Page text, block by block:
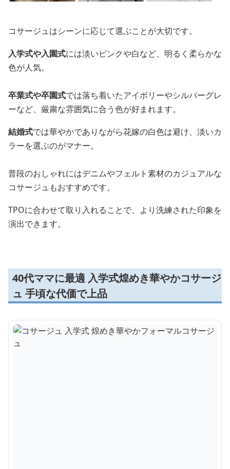
コサージュはシーンに応じて選ぶことが大切です。
入学式や入園式には淡いピンクや白など、明るく柔らかな
色が人気。
卒業式や卒園式では落ち着いたアイボリーやシルバーグレ
ーなど、厳粛な雰囲気に合う色が好まれます。
結婚式では華やかでありながら花嫁の白色は避け、淡いカ
ラーを選ぶのがマナー。
普段のおしゃれにはデニムやフェルト素材のカジュアルな
コサージュもおすすめです。
TPOに合わせて取り入れることで、より洗練された印象を
演出できます。
40代ママに最適 入学式煌めき華やかコサージ
ュ 手頃な代価で上品